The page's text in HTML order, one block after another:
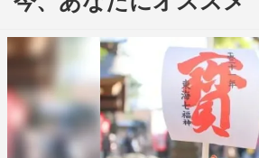
に仲間とバイクで走り、ハーバーで
マーケットではBBQの買い出しをす
を飲み、リラックスした矢沢が初め
バラで挙げた結婚式」など、さまざ
し、人生を総括するような“矢沢語録”